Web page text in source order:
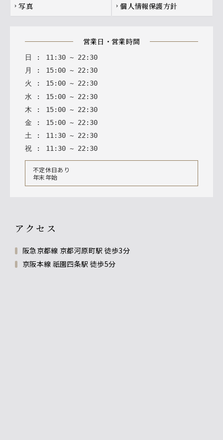
chevron_right 写真 chevron_right 個人情報保護方針
営業日・営業時間
日 : 11 : 30 ~ 22 : 30
月
: 15: 00 ~ 22: 30
火
: 15: 00 ~ 22: 30
水 : 15: 00 ~ 22 : 30
木 : 15: 00 ~ 22 : 30
金 : 15: 00 ~ 22 : 30
土 : 11 : 30 ~ 22 : 30
祝 : 11 : 30 ~ 22 : 30
不定休日あり
年末年始
アクセス
阪急京都線 京都河原町駅 徒歩3分
京阪本線 祇園四条駅 徒歩5分